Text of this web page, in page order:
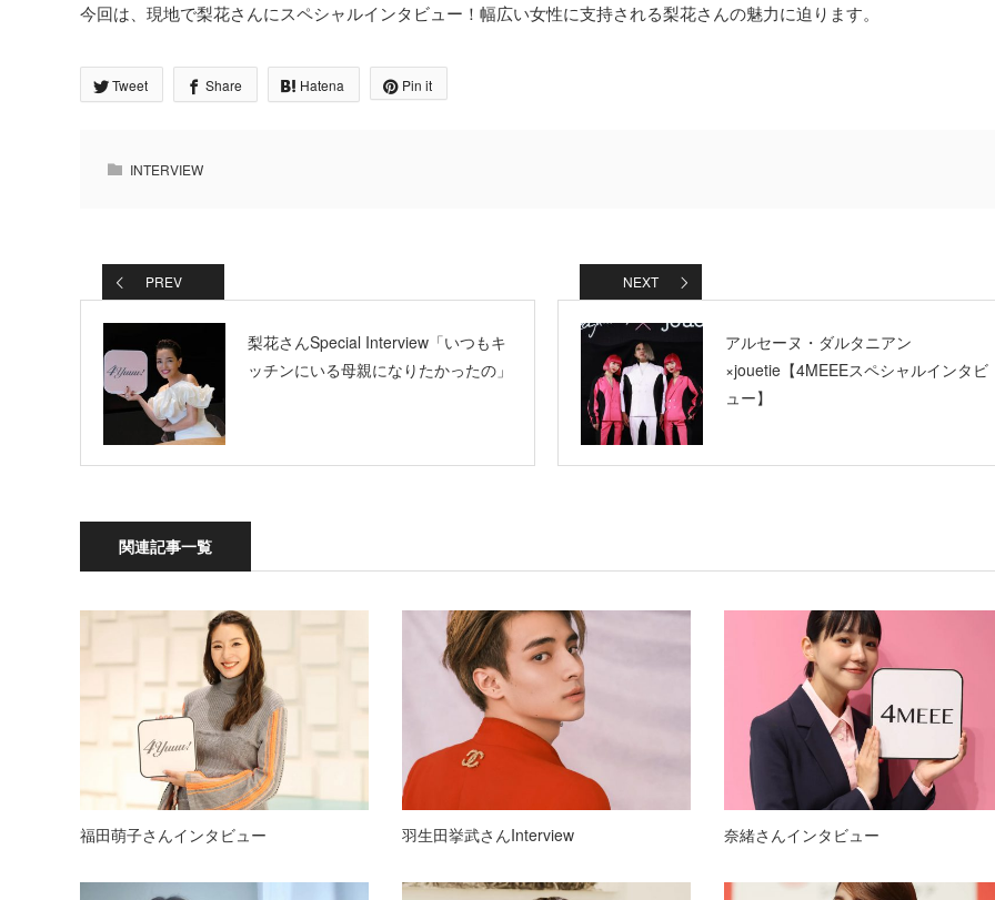
今回は、現地で梨花さんにスペシャルインタビュー！幅広い女性に支持される梨花さんの魅力に迫ります。
Tweet Share Hatena Pin it
INTERVIEW
PREV
梨花さんSpecial Interview「いつもキ
ッチンにいる母親になりたかったの」
NEXT
アルセーヌ・ダルタニアン
×jouetie【4MEEEスペシャルインタビ
ュー】
関連記事一覧
福田萌子さんインタビュー 羽生田挙武さんInterview 奈緒さんインタビュー